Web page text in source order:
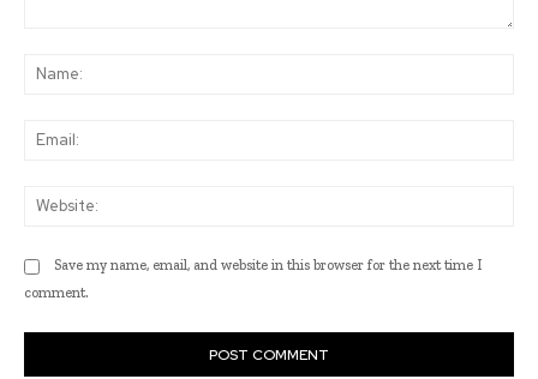
Save my name, email, and website in this browser for the next time I
comment.